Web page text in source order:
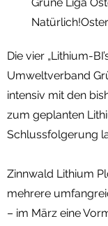
Die vier „Lithium-
Umweltverband
intensiv mit den
zum geplanten
Schlussfolgerung
Zinnwald Lithium
mehrere
– im März eine